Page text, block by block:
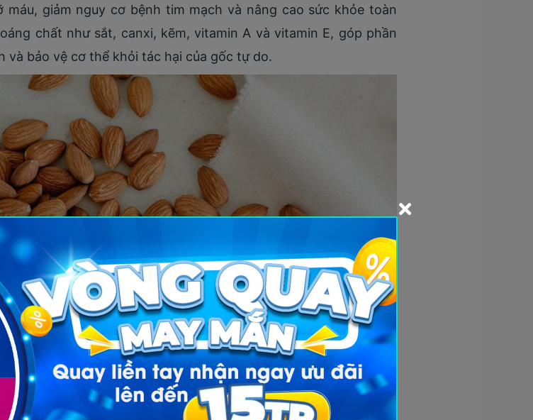
giảm nguy cơ bệnh tim mạch và nâng cao sức khỏe toàn
chất như sắt, canxi, kẽm, vitamin A và vitamin E, góp phần
bảo vệ cơ thể khỏi tác hại của gốc tự do.